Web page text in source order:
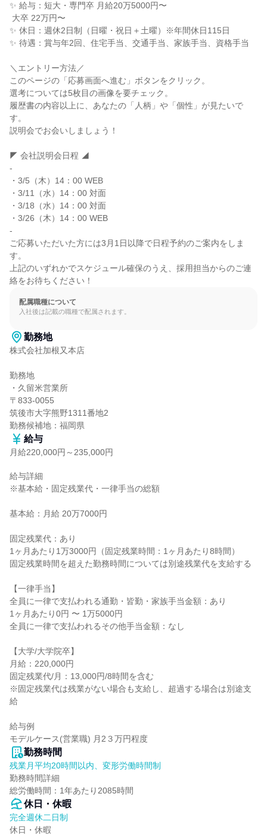
✨ 給与：短大・専門卒 月給20万5000円〜
✨ 休日：週休2日制（日曜・祝日＋土曜）※年間休日115日
✨ 待遇：賞与年2回、住宅手当、交通手当、家族手当、資格手当
＼エントリー方法／
このページの「応募画面へ進む」ボタンをクリック。
選考については5枚目の画像を要チェック。
履歴書の内容以上に、あなたの「人柄」や「個性」が見たいで
す。
説明会でお会いしましょう！
◤ 会社説明会日程 ◢
-
・3/5（木）14：00 WEB
・3/11（水）14：00 対面
・3/18（水）14：00 対面
・3/26（木）14：00 WEB
-
ご応募いただいた方には3月1日以降で日程予約のご案内をしま
す。
上記のいずれかでスケジュール確保のうえ、採用担当からのご連
絡をお待ちください！
配属職種について
入社後は記載の職種で配属されます。
勤務地
株式会社加根又本店
勤務地
・久留米営業所
〒833-0055
筑後市大字熊野1311番地2
勤務候補地：福岡県
給与
月給220,000円～235,000円
給与詳細
※基本給・固定残業代・一律手当の総額
基本給：月給 20万7000円
固定残業代：あり
1ヶ月あたり1万3000円（固定残業時間：1ヶ月あたり8時間）
固定残業時間を超えた勤務時間については別途残業代を支給する
【一律手当】
全員に一律で支払われる通勤・皆勤・家族手当金額：あり
1ヶ月あたり0円 〜 1万5000円
全員に一律で支払われるその他手当金額：なし
【大学/大学院卒】
月給：220,000円
固定残業代/月：13,000円/8時間を含む
※固定残業代は残業がない場合も支給し、超過する場合は別途支
給
給与例
モデルケース(営業職) 月2３万円程度
勤務時間
残業月平均20時間以内、変形労働時間制
勤務時間詳細
総労働時間：1年あたり2085時間
休日・休暇
完全週休二日制
休日・休暇